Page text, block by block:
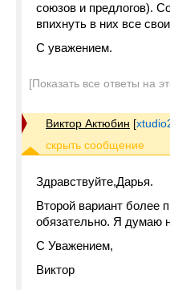
союзов и предлогов).
впихнуть в них все
С уважением.
[Показать все ответы на
Виктор Актюбин [
Здравствуйте,Дарья.
Второй вариант более
обязательно. Я думаю
С Уважением,
Виктор